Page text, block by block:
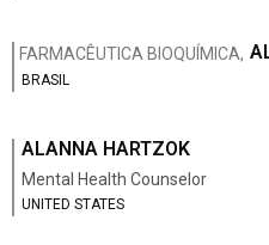
FARMACÊUTICA BIOQUÍMICA,
BRASIL
ALANNA HARTZOK
Mental Health Counselor
UNITED STATES